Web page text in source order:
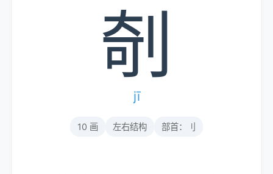
剞
jī
10 画 左右结构 部首：刂